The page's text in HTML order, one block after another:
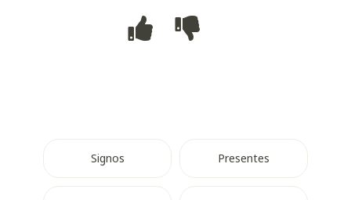
Signos Presentes